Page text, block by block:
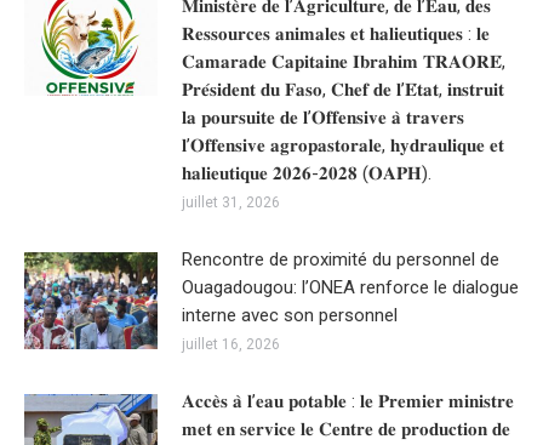
𝐌𝐢𝐧𝐢𝐬𝐭𝐞̀𝐫𝐞 𝐝𝐞 𝐥’𝐀𝐠𝐫𝐢𝐜𝐮𝐥𝐭𝐮𝐫𝐞, 𝐝𝐞 𝐥’𝐄𝐚𝐮, 𝐝𝐞𝐬
𝐑𝐞𝐬𝐬𝐨𝐮𝐫𝐜𝐞𝐬 𝐚𝐧𝐢𝐦𝐚𝐥𝐞𝐬 𝐞𝐭 𝐡𝐚𝐥𝐢𝐞𝐮𝐭𝐢𝐪𝐮𝐞𝐬 : 𝐥𝐞
𝐂𝐚𝐦𝐚𝐫𝐚𝐝𝐞 𝐂𝐚𝐩𝐢𝐭𝐚𝐢𝐧𝐞 𝐈𝐛𝐫𝐚𝐡𝐢𝐦 𝐓𝐑𝐀𝐎𝐑𝐄́,
𝐏𝐫𝐞́𝐬𝐢𝐝𝐞𝐧𝐭 𝐝𝐮 𝐅𝐚𝐬𝐨, 𝐂𝐡𝐞𝐟 𝐝𝐞 𝐥’𝐄́𝐭𝐚𝐭, 𝐢𝐧𝐬𝐭𝐫𝐮𝐢𝐭
𝐥𝐚 𝐩𝐨𝐮𝐫𝐬𝐮𝐢𝐭𝐞 𝐝𝐞 𝐥’𝐎𝐟𝐟𝐞𝐧𝐬𝐢𝐯𝐞 𝐚̀ 𝐭𝐫𝐚𝐯𝐞𝐫𝐬
𝐥’𝐎𝐟𝐟𝐞𝐧𝐬𝐢𝐯𝐞 𝐚𝐠𝐫𝐨𝐩𝐚𝐬𝐭𝐨𝐫𝐚𝐥𝐞, 𝐡𝐲𝐝𝐫𝐚𝐮𝐥𝐢𝐪𝐮𝐞 𝐞𝐭
𝐡𝐚𝐥𝐢𝐞𝐮𝐭𝐢𝐪𝐮𝐞 𝟐𝟎𝟐𝟔-𝟐𝟎𝟐𝟖 (𝐎𝐀𝐏𝐇).
juillet 31, 2026
Rencontre de proximité du personnel de
Ouagadougou: l’ONEA renforce le dialogue
interne avec son personnel
juillet 16, 2026
𝐀𝐜𝐜𝐞̀𝐬 𝐚̀ 𝐥’𝐞𝐚𝐮 𝐩𝐨𝐭𝐚𝐛𝐥𝐞 : 𝐥𝐞 𝐏𝐫𝐞𝐦𝐢𝐞𝐫 𝐦𝐢𝐧𝐢𝐬𝐭𝐫𝐞
𝐦𝐞𝐭 𝐞𝐧 𝐬𝐞𝐫𝐯𝐢𝐜𝐞 𝐥𝐞 𝐂𝐞𝐧𝐭𝐫𝐞 𝐝𝐞 𝐩𝐫𝐨𝐝𝐮𝐜𝐭𝐢𝐨𝐧 𝐝𝐞